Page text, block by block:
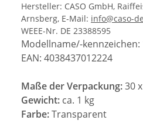
Hersteller: CASO GmbH,
Arnsberg, E-Mail: info@caso-
WEEE-Nr. DE 23388595
Modellname/-kennzeichen:
EAN: 4038437012224
Maße der Verpackung:30
Gewicht: ca. 1 kg
Farbe:Transparent